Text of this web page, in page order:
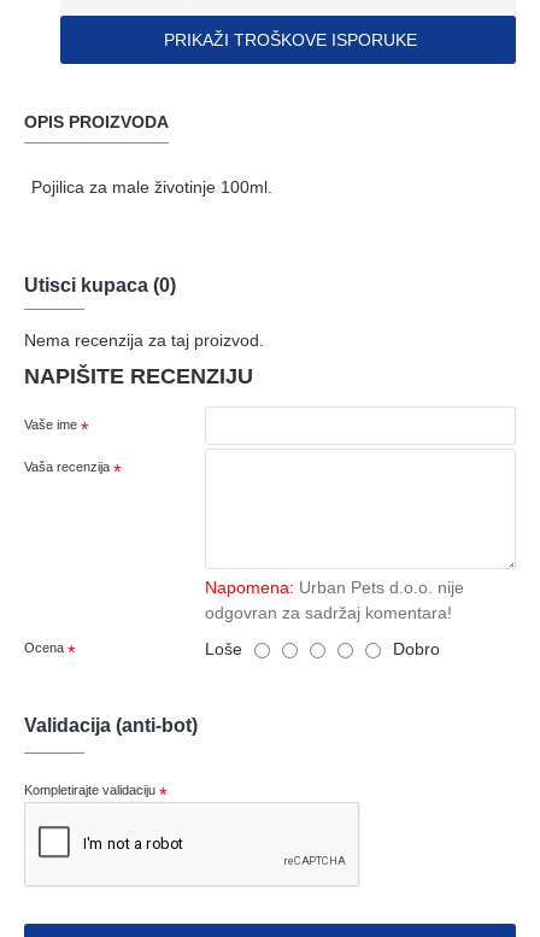
PRIKAŽI TROŠKOVE ISPORUKE
OPIS PROIZVODA
Pojilica za male životinje 100ml.
Utisci kupaca (0)
Nema recenzija za taj proizvod.
NAPIŠITE RECENZIJU
Vaše ime
Vaša recenzija
Napomena: Urban Pets d.o.o. nije
odgovran za sadržaj komentara!
Ocena Loše Dobro
Validacija (anti-bot)
Kompletirajte validaciju